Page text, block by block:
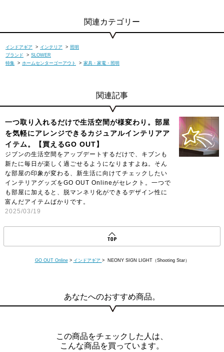
関連カテゴリー
インドアギア > インテリア > 照明
ブランド
> SLOWER
特集 > ホームセンターゴーアウト > 家具・家電・照明
関連記事
一つ取り入れるだけで生活空間が様変わり。部屋
を気軽にアレンジできるカジュアルインテリアア
イテム。【買えるGO OUT】
ジブンの生活空間をアップデートするだけで、キブンも
新たに毎日が楽しく過ごせるようになりますよね。そん
な部屋の印象が変わる、新生活に向けてチェックしたい
インテリアグッズをGO OUT Onlineがセレクト。一つで
も部屋に加えると、脱マンネリ化ができるデザイン性に
富んだアイテムばかりです。
2025/03/19
GO OUT Online > インドアギア > NEONY SIGN LIGHT（Shooting Star）
あなたへのおすすめ商品。
この商品をチェックした人は、
こんな商品を買っています。